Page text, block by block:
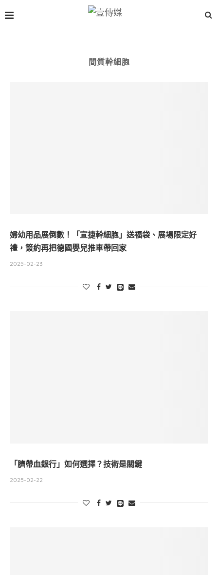
間質幹細胞
婦幼用品展倒數！「宣捷幹細胞」送福袋、展場限定好
禮，簽約再把德國嬰兒推車帶回家
2025-02-23
「臍帶血銀行」如何選擇？技術是關鍵
2025-02-22